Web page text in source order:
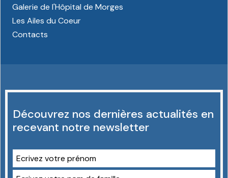
Galerie de l'Hôpital de Morges
Les Ailes du Coeur
Contacts
Découvrez nos dernières actualités en
recevant notre newsletter